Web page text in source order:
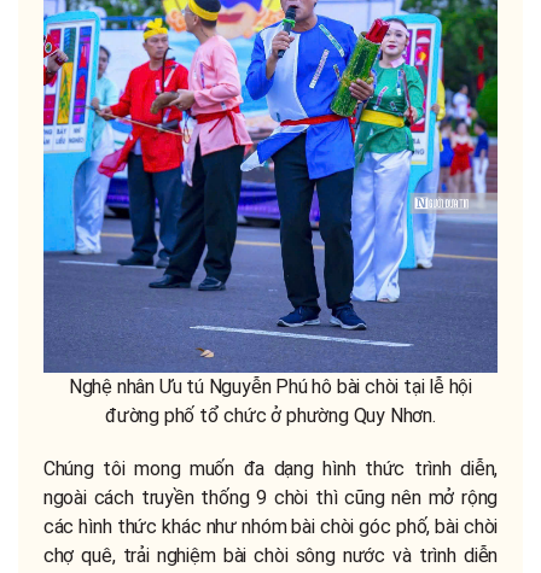
Nghệ nhân Ưu tú Nguyễn Phú hô bài chòi tại lễ hội
đường phố tổ chức ở phường Quy Nhơn.
Chúng tôi mong muốn đa dạng hình thức trình diễn,
ngoài cách truyền thống 9 chòi thì cũng nên mở rộng
các hình thức khác như nhóm bài chòi góc phố, bài chòi
chợ quê, trải nghiệm bài chòi sông nước và trình diễn